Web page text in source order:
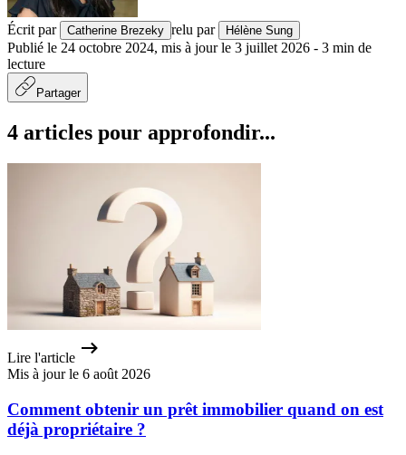
Écrit par Catherine Brezeky relu par Hélène Sung
Publié le 24 octobre 2024, mis à jour le 3 juillet 2026 - 3 min de
lecture
Partager
4 articles pour approfondir...
Lire l'article
Mis à jour le 6 août 2026
Comment obtenir un prêt immobilier quand on est
déjà propriétaire ?